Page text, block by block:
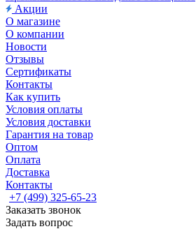
Акции
О магазине
О компании
Новости
Отзывы
Сертификаты
Контакты
Как купить
Условия оплаты
Условия доставки
Гарантия на товар
Оптом
Оплата
Доставка
Контакты
+7 (499) 325-65-23
Заказать звонок
Задать вопрос